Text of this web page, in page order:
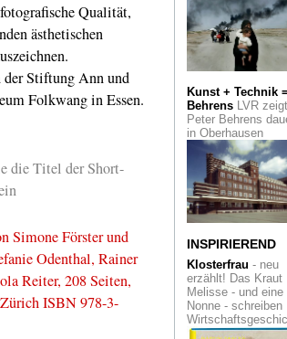
Qualität,
ästhetischen
Stiftung Ann und
Folkwang in Essen.
die Titel der Short-
Simone Förster und
Odenthal, Rainer
Reiter, 208 Seiten,
ISBN 978-3-
Runter vom Gas
kunstvolle
Vor 70 JahrenDer
Heinz Helfgen
die Welt
Kunst und Kirche
Sakrale Kunst von
Heinz Mack im
Marianum
Kulturleuchttürme
steht in
Gelsenkirchen...
Masken-Zauberin
Singapur. Eine
im dortigen Red Dot
Design Museum
Kunst + Technik =
BehrensLVR zeigt
Peter Behrens
in Oberhausen
INSPIRIEREND
Klosterfrau - neu
erzählt! Das Kraut
Melisse - und eine
Nonne - schreiben